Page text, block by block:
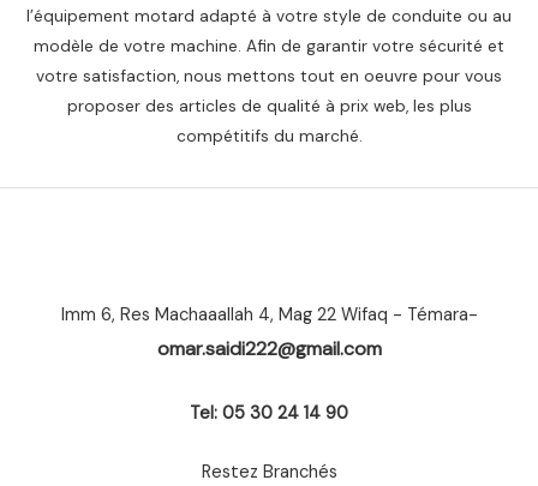
l’équipement motard adapté à votre style de conduite ou au
modèle de votre machine. Afin de garantir votre sécurité et
votre satisfaction, nous mettons tout en oeuvre pour vous
proposer des articles de qualité à prix web, les plus
compétitifs du marché.
Imm 6, Res Machaaallah 4, Mag 22 Wifaq - Témara-
omar.saidi222@gmail.com
Tel: 05 30 24 14 90
Restez Branchés